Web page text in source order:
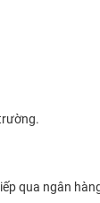
qua ngân